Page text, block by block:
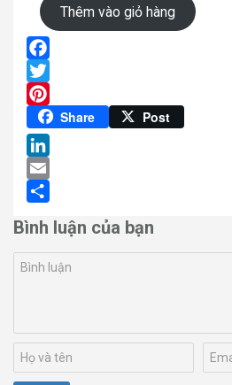
Thêm vào giỏ hàng
Facebook
Twitter
Pinterest
Share Post
LinkedIn
Email
Bình luận của bạn